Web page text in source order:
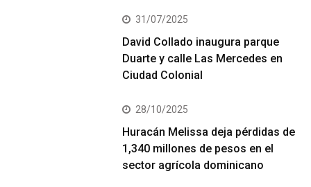
31/07/2025
David Collado inaugura parque
Duarte y calle Las Mercedes en
Ciudad Colonial
28/10/2025
Huracán Melissa deja pérdidas de
1,340 millones de pesos en el
sector agrícola dominicano